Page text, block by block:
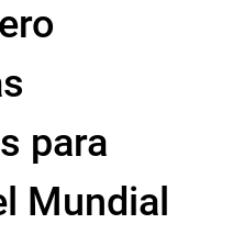
para
Mundial